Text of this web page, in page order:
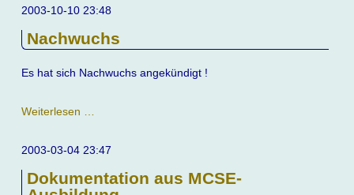
2003-10-10 23:48
Nachwuchs
Es hat sich Nachwuchs angekündigt !
Weiterlesen …
2003-03-04 23:47
Dokumentation aus MCSE-